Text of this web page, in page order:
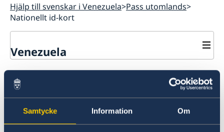
Samtycke Information Om
Hjälp till svenskar i Venezuela Pass utomlands
Nationellt id-kort
Venezuela
Hjälp till svenskar i Venezuela
Rösta i Venezuela
Akut hjälp
Pass utomlands
Nationellt id-kort i
Venezuela
Eftersom samma regler gäller i Colombia som i